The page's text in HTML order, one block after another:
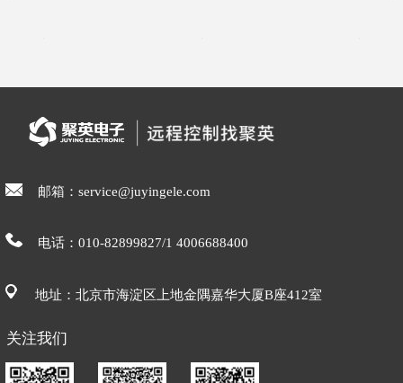
邮箱：service@juyingele.com
电话：010-82899827/1 4006688400
地址：北京市海淀区上地金隅嘉华大厦B座412室
关注我们